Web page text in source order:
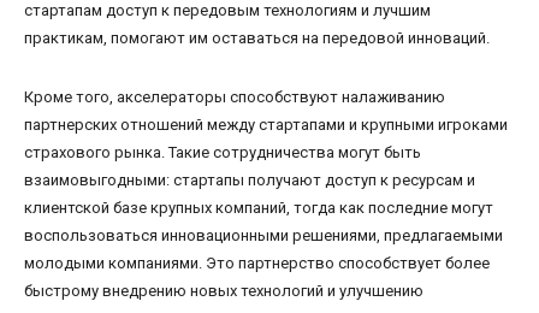
стартапам доступ к передовым технологиям и лучшим
практикам, помогают им оставаться на передовой инноваций.
Кроме того, акселераторы способствуют налаживанию
партнерских отношений между стартапами и крупными игроками
страхового рынка. Такие сотрудничества могут быть
взаимовыгодными: стартапы получают доступ к ресурсам и
клиентской базе крупных компаний, тогда как последние могут
воспользоваться инновационными решениями, предлагаемыми
молодыми компаниями. Это партнерство способствует более
быстрому внедрению новых технологий и улучшению